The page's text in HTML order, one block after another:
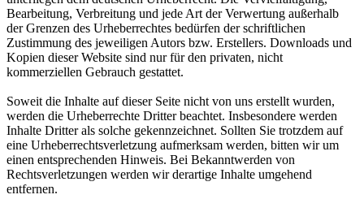
Bearbeitung, Verbreitung und jede Art der Verwertung außerhalb
der Grenzen des Urheberrechtes bedürfen der schriftlichen
Zustimmung des jeweiligen Autors bzw. Erstellers. Downloads und
Kopien dieser Website sind nur für den privaten, nicht
kommerziellen Gebrauch gestattet.
Soweit die Inhalte auf dieser Seite nicht von uns erstellt wurden,
werden die Urheberrechte Dritter beachtet. Insbesondere werden
Inhalte Dritter als solche gekennzeichnet. Sollten Sie trotzdem auf
eine Urheberrechtsverletzung aufmerksam werden, bitten wir um
einen entsprechenden Hinweis. Bei Bekanntwerden von
Rechtsverletzungen werden wir derartige Inhalte umgehend
entfernen.